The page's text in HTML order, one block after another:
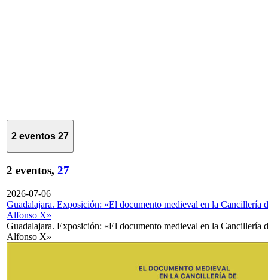
2 eventos 27
2 eventos, 27
2026-07-06
Guadalajara. Exposición: «El documento medieval en la Cancillería
Alfonso X»
Guadalajara. Exposición: «El documento medieval en la Cancillería
Alfonso X»